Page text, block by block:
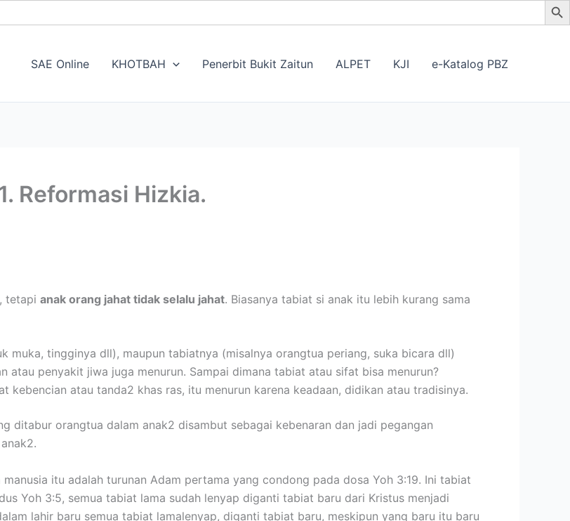
SAE Online KHOTBAH Penerbit Bukit Zaitun ALPET KJI e-Katalog PBZ
Reformasi Hizkia.
tetapi anak orang jahat tidak selalu jahat. Biasanya tabiat si anak itu lebih kurang sama
muka, tingginya dll), maupun tabiatnya (misalnya orangtua periang, suka bicara dll)
atau penyakit jiwa juga menurun. Sampai dimana tabiat atau sifat bisa menurun?
kebencian atau tanda2 khas ras, itu menurun karena keadaan, didikan atau tradisinya.
ditabur orangtua dalam anak2 disambut sebagai kebenaran dan jadi pegangan
manusia itu adalah turunan Adam pertama yang condong pada dosa Yoh 3:19. Ini tabiat
Yoh 3:5, semua tabiat lama sudah lenyap diganti tabiat baru dari Kristus menjadi
lahir baru semua tabiat lamalenyap, diganti tabiat baru, meskipun yang baru itu baru